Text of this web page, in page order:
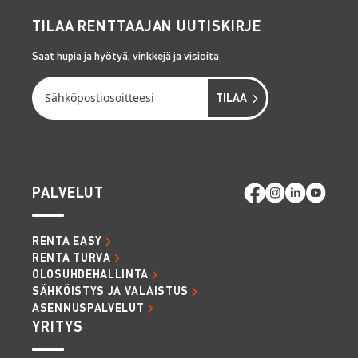
TILAA RENTTAAJAN UUTISKIRJE
Saat hupia ja hyötyä, vinkkejä ja visioita
PALVELUT
RENTA EASY
RENTA TURVA
OLOSUHDEHALLINTA
SÄHKÖISTYS JA VALAISTUS
ASENNUSPALVELUT
YRITYS